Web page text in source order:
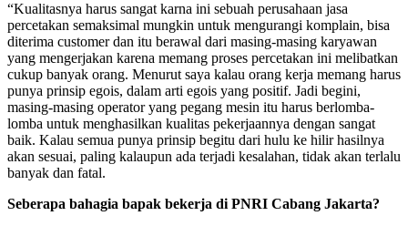
“Kualitasnya harus sangat karna ini sebuah perusahaan jasa
percetakan semaksimal mungkin untuk mengurangi komplain, bisa
diterima customer dan itu berawal dari masing-masing karyawan
yang mengerjakan karena memang proses percetakan ini melibatkan
cukup banyak orang. Menurut saya kalau orang kerja memang harus
punya prinsip egois, dalam arti egois yang positif. Jadi begini,
masing-masing operator yang pegang mesin itu harus berlomba-
lomba untuk menghasilkan kualitas pekerjaannya dengan sangat
baik. Kalau semua punya prinsip begitu dari hulu ke hilir hasilnya
akan sesuai, paling kalaupun ada terjadi kesalahan, tidak akan terlalu
banyak dan fatal.
Seberapa bahagia bapak bekerja di PNRI Cabang Jakarta?